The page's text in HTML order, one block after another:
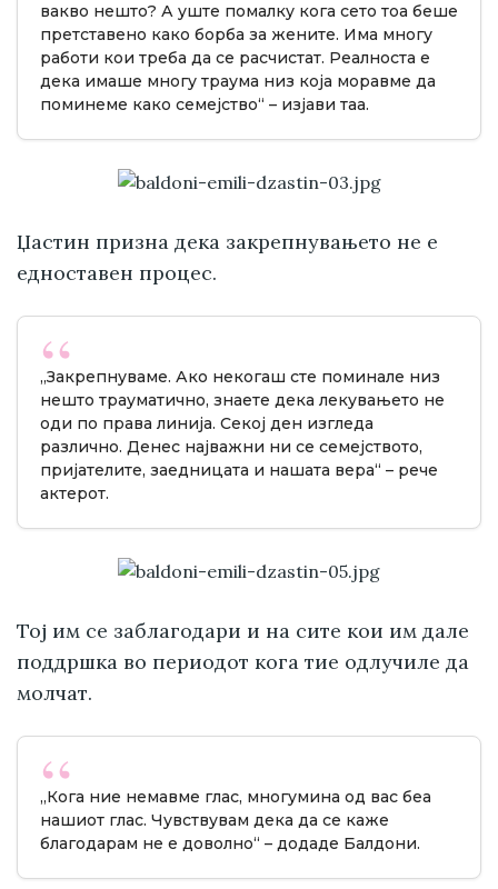
вакво нешто? А уште помалку кога сето тоа беше
претставено како борба за жените. Има многу
работи кои треба да се расчистат. Реалноста е
дека имаше многу траума низ која моравме да
поминеме како семејство“ – изјави таа.
Џастин призна дека закрепнувањето не е
едноставен процес.
„Закрепнуваме. Ако некогаш сте поминале низ
нешто трауматично, знаете дека лекувањето не
оди по права линија. Секој ден изгледа
различно. Денес најважни ни се семејството,
пријателите, заедницата и нашата вера“ – рече
актерот.
Тој им се заблагодари и на сите кои им дале
поддршка во периодот кога тие одлучиле да
молчат.
„Кога ние немавме глас, многумина од вас беа
нашиот глас. Чувствувам дека да се каже
благодарам не е доволно“ – додаде Балдони.